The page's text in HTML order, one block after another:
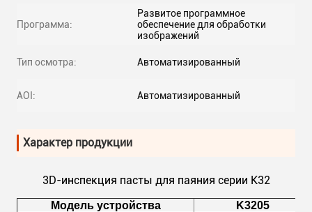
Программа:
Развитое программное
обеспечение для обработки
изображений
Тип осмотра: Автоматизированный
AOI: Автоматизированный
Характер продукции
3D-инспекция пасты для паяния серии K32
Модель устройства K3205